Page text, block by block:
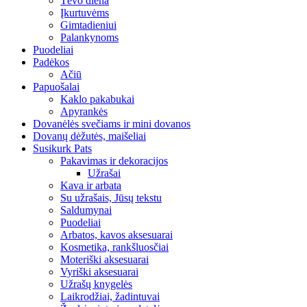
Įkurtuvėms
Gimtadieniui
Palankynoms
Puodeliai
Padėkos
Ačiū
Papuošalai
Kaklo pakabukai
Apyrankės
Dovanėlės svečiams ir mini dovanos
Dovanų dėžutės, maišeliai
Susikurk Pats
Pakavimas ir dekoracijos
Užrašai
Kava ir arbata
Su užrašais, Jūsų tekstu
Saldumynai
Puodeliai
Arbatos, kavos aksesuarai
Kosmetika, rankšluosčiai
Moteriški aksesuarai
Vyriški aksesuarai
Užrašų knygelės
Laikrodžiai, žadintuvai